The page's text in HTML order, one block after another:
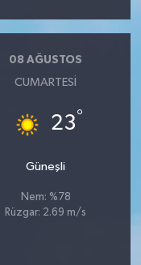
08 AĞUSTOS
CUMARTESI
23°
Güneşli
Nem: %78
Rüzgar: 2.69 m/s